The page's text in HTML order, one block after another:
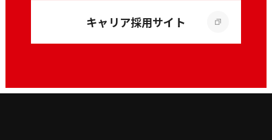
キャリア採用サイト